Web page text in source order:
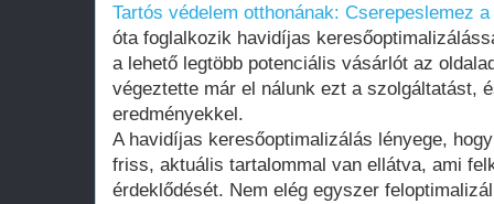
Tartós védelem otthonának: Cserepeslemez
óta foglalkozik havidíjas
a lehető legtöbb potenciális vásárlót az
végeztette már el nálunk ezt a szolgáltatást,
eredményekkel.
A havidíjas keresőoptimalizálás lényege,
friss, aktuális tartalommal van ellátva, ami
érdeklődését. Nem elég egyszer